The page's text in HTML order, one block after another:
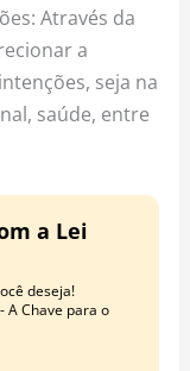
Através da
a
seja na
saúde, entre
a Lei
deseja!
A Chave para o